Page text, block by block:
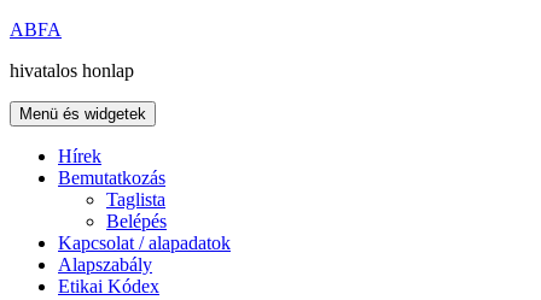
Kilépés
tartalomba
ABFA
hivatalos honlap
Menü és widgetek
Hírek
Bemutatkozás
Taglista
Belépés
Kapcsolat / alapadatok
Alapszabály
Etikai Kódex